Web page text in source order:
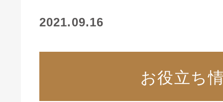
2021.09.16
お役立ち